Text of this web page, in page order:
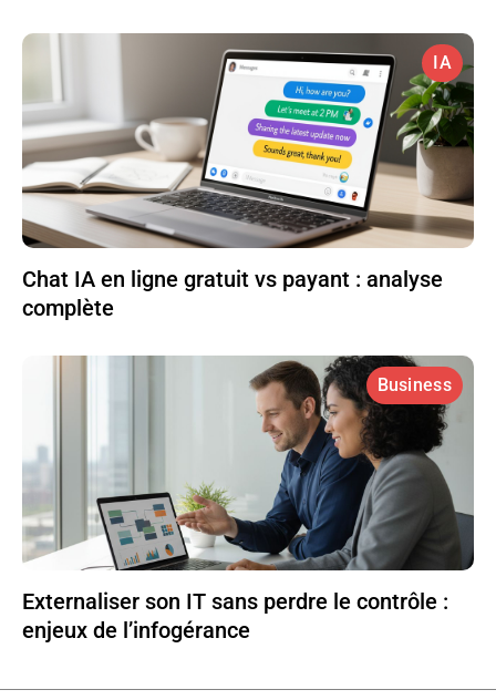
IA
Chat IA en ligne gratuit vs payant : analyse
complète
Business
Externaliser son IT sans perdre le contrôle :
enjeux de l’infogérance